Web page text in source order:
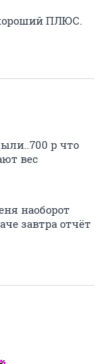
хороший ПЛЮС.
р что
вес
наоборот
завтра отчёт